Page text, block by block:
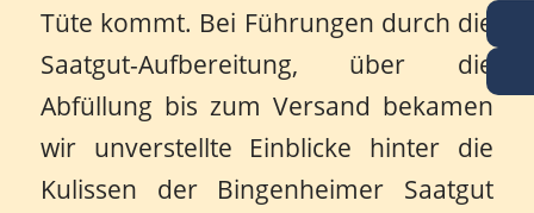
Tüte kommt. Bei Führungen durch die
Saatgut-Aufbereitung, über die
Abfüllung bis zum Versand bekamen
wir unverstellte Einblicke hinter die
Kulissen der Bingenheimer Saatgut